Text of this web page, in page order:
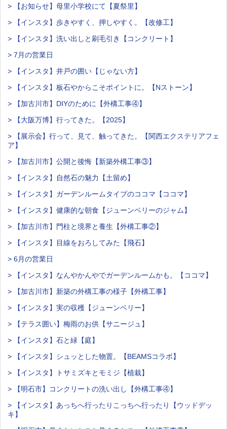
> 【お知らせ】母里小学校にて【夏祭里】
> 【インスタ】歩きやすく、押しやすく。【改修工】
> 【インスタ】洗い出しと刷毛引き【コンクリート】
> 7月の営業日
> 【インスタ】井戸の囲い【じゃない方】
> 【インスタ】板石やからこそポイントに。【Nストーン】
> 【加古川市】DIYのために【外構工事④】
> 【大阪万博】行ってきた。【2025】
> 【展示会】行って、見て、触ってきた。【関西エクステリアフェ
ア】
> 【加古川市】公開と後悔【新築外構工事③】
> 【インスタ】自然石の魅力【土留め】
> 【インスタ】ガーデンルームタイプのココマ【ココマ】
> 【インスタ】健康的な朝食【ジューンベリーのジャム】
> 【加古川市】門柱と境界と養生【外構工事②】
> 【インスタ】目線をおろしてみた【飛石】
> 6月の営業日
> 【インスタ】なんやかんやでガーデンルームかも。【ココマ】
> 【加古川市】新築の外構工事の様子【外構工事】
> 【インスタ】実の収穫【ジューンベリー】
> 【テラス囲い】梅雨のお供【サニージュ】
> 【インスタ】石と緑【庭】
> 【インスタ】シュッとした物置。【BEAMSコラボ】
> 【インスタ】トサミズキとモミジ【植栽】
> 【明石市】コンクリートの洗い出し【外構工事④】
> 【インスタ】あっちへ行ったりこっちへ行ったり【ウッドデッ
キ】